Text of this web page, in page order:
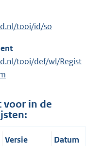
tooi/id/so
tooi/def/wl/Regist
voor in de
Versie
Datum